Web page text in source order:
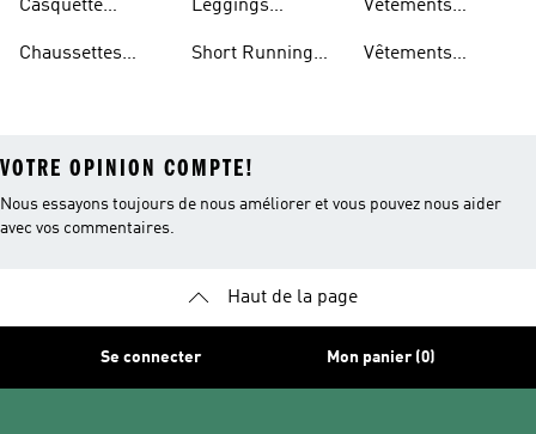
Casquette
Chaussettes
Leggings
Short Running
Vêtements
Vêtements
VOTRE OPINION COMPTE!
Nous essayons toujours de nous améliorer et vous pouvez nous aider
avec vos commentaires.
Haut de la page
Se connecter Mon panier (0)